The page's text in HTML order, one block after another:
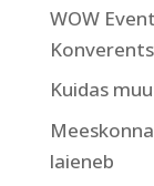
WOW
Kuidas
laieneb